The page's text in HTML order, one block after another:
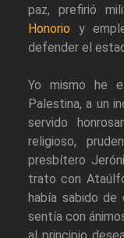
paz, prefirió
Honorio y
defender el
Yo mismo he
Palestina, a un
servido
religioso,
presbítero
trato con
había sabido de
sentía con